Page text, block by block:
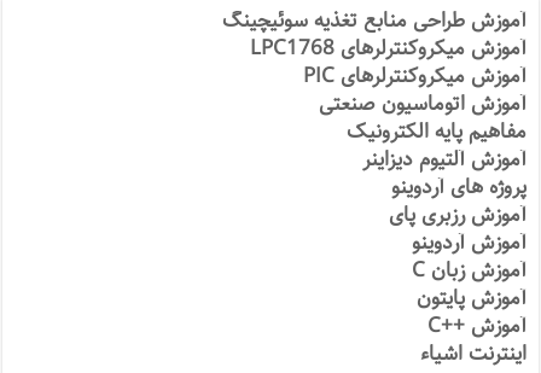
آموزش طراحی منابع تغذیه سوئیچینگ
آموزش میکروکنترلرهای LPC1768
آموزش میکروکنترلرهای PIC
آموزش اتوماسیون صنعتی
مفاهیم پایه الکترونیک
آموزش آلتیوم دیزاینر
پروژه های آردوینو
آموزش رزبری پای
آموزش آردوینو
آموزش زبان C
آموزش پایتون
آموزش ++C
اینترنت اشیاء